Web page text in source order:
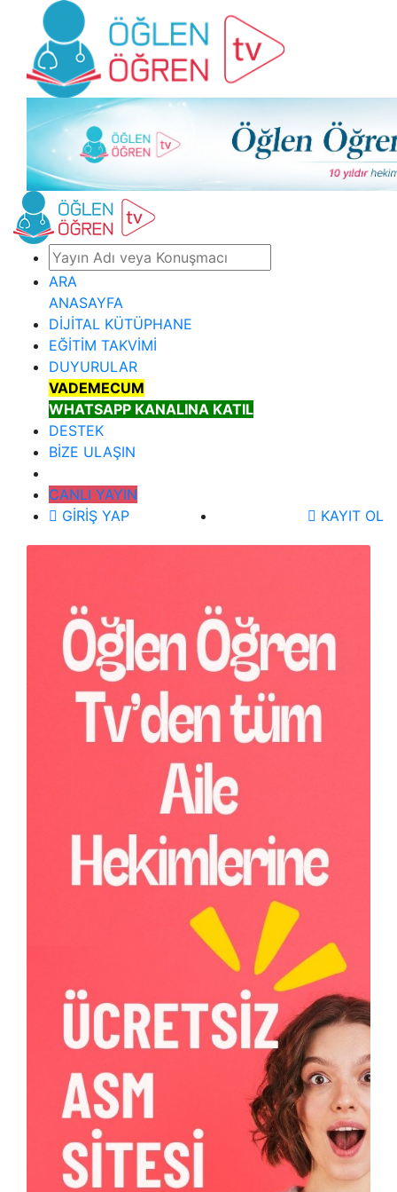
ARA
ANASAYFA
DİJİTAL KÜTÜPHANE
EĞİTİM TAKVİMİ
DUYURULAR
VADEMECUM
WHATSAPP KANALINA KATIL
DESTEK
BİZE ULAŞIN
CANLI YAYIN
GİRİŞ YAP
KAYIT OL